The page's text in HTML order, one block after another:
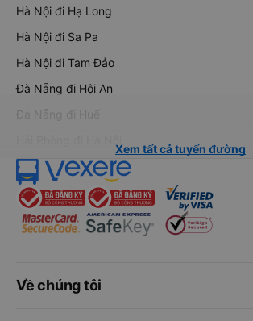
Hà Nội đi Hạ Long
Hà Nội đi Sa Pa
Hà Nội đi Tam Đảo
Đà Nẵng đi Hội An
Đà Nẵng đi Huế
Xem tất cả tuyến đường
Về chúng tôi